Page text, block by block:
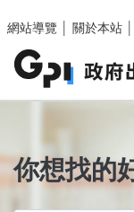
網站導覽
關於本站
你想找的